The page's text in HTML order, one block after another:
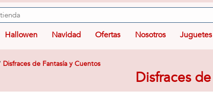
Hallowen Navidad Ofertas Nosotros Juguetes
Disfraces de Fantasía y Cuentos
Disfraces